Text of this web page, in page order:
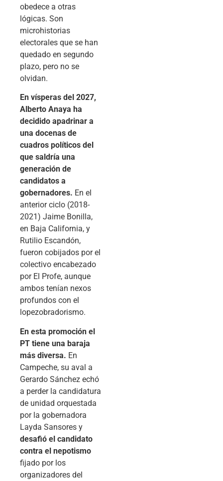
obedece a otras
lógicas. Son
microhistorias
electorales que se han
quedado en segundo
plazo, pero no se
olvidan.
En vísperas del 2027,
Alberto Anaya ha
decidido apadrinar a
una docenas de
cuadros políticos del
que saldría una
generación de
candidatos a
gobernadores. En el
anterior ciclo (2018-
2021) Jaime Bonilla,
en Baja California, y
Rutilio Escandón,
fueron cobijados por el
colectivo encabezado
por El Profe, aunque
ambos tenían nexos
profundos con el
lopezobradorismo.
En esta promoción el
PT tiene una baraja
más diversa. En
Campeche, su aval a
Gerardo Sánchez echó
a perder la candidatura
de unidad orquestada
por la gobernadora
Layda Sansores y
desafió el candidato
contra el nepotismo
fijado por los
organizadores del